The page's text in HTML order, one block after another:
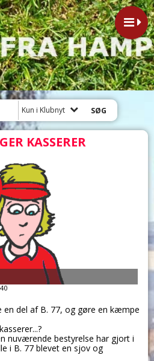
Kun i Klubnyt
KASSERER
en del af B. 77, og gøre en kæmpe
nuværende bestyrelse har gjort i
i B. 77 blevet en sjov og